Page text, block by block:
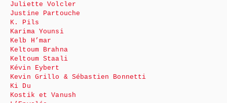
Juliette Volcler
Justine Partouche
K. Pils
Karima Younsi
Kelb H’mar
Keltoum Brahna
Keltoum Staali
Kévin Eybert
Kevin Grillo & Sébastien Bonnetti
Ki Du
Kostik et Vanush